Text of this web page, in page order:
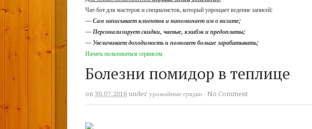
Чат-бот для мастеров и специалистов, который упрощает ведение записей:
—Сам записывает клиентов и напоминает им о визите;
—Персонализирует скидки, чаевые, кэшбэк и предоплаты;
— Увеличивает доходимость и помогает больше зарабатывать;
Начать пользоваться сервисом
Болезни помидор в теплице
on 30.07.2016 underурожайные грядки -No Comment